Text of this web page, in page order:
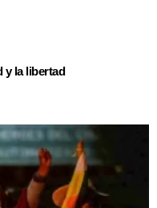
y la libertad